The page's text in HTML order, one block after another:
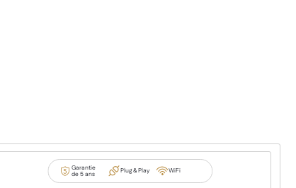
Garantie
de 5 ans Plug & Play WiFi